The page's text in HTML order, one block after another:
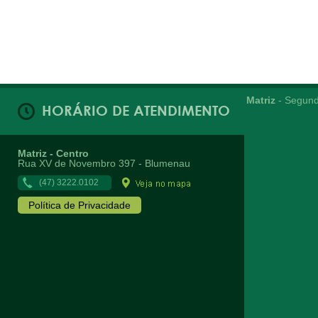
HORÁRIO DE ATENDIMENTO
Matriz -
Matriz - Centro
Rua XV de Novembro 397 - Blumenau
(47) 3222.0102
Política de Privacidade